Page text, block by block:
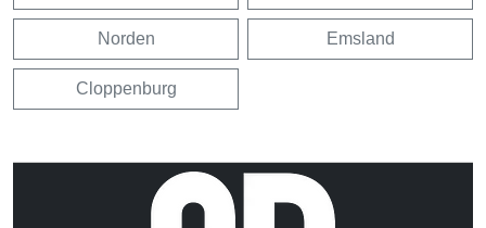
Norden Emsland
Cloppenburg